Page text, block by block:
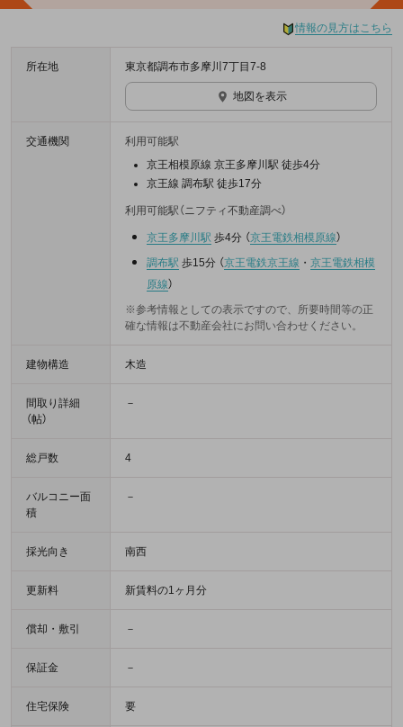
情報の見方はこちら
所在地 東京都調布市多摩川7丁目7-8
地図を表示
交通機関
利用可能駅
京王相模原線 京王多摩川駅 徒歩4分
京王線 調布駅 徒歩17分
利用可能駅（ニフティ不動産調べ）
京王多摩川駅 歩4分 （京王電鉄相模原線）
調布駅 歩15分 （京王電鉄京王線 ・ 京王電鉄相模
原線）
※参考情報としての表示ですので、所要時間等の正
確な情報は不動産会社にお問い合わせください。
建物構造 木造
間取り詳細
（帖）
－
総戸数 4
バルコニー面
積
－
採光向き 南西
更新料 新賃料の1ヶ月分
償却・敷引 －
保証金 －
住宅保険 要